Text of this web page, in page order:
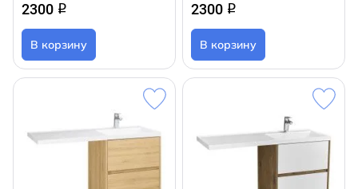
2300 q
В корзину
2300 q
В корзину